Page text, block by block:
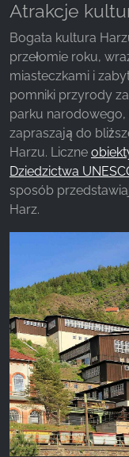
Atrakcje
Bogata kultura
przełomie roku,
miasteczkami i
pomniki przyrody
parku
zapraszają do
Harzu. Liczne
Dziedzictwa
sposób
Harz.